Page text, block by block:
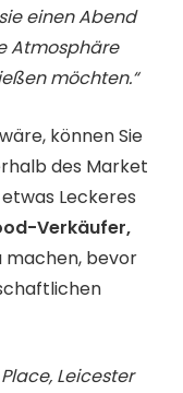
einen Abend
Atmosphäre
möchten.“
können Sie
des Market
Leckeres
Verkäufer,
machen, bevor
Leicester